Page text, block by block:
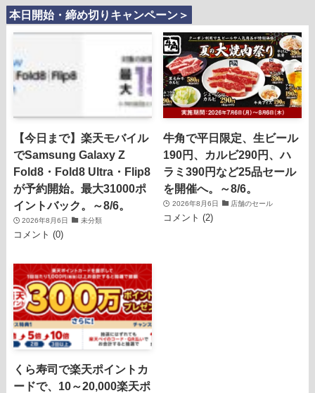
本日開始・締め切りキャンペーン＞
【今日まで】楽天モバイル
でSamsung Galaxy Z
Fold8・Fold8 Ultra・Flip8
が予約開始。最大31000ポ
イントバック。～8/6。
2026年8月6日 未分類
コメント (0)
牛角で平日限定、生ビール
190円、カルビ290円、ハ
ラミ390円など25品セール
を開催へ。～8/6。
2026年8月6日 店舗のセール
コメント (2)
くら寿司で楽天ポイントカ
ードで、10～20,000楽天ポ